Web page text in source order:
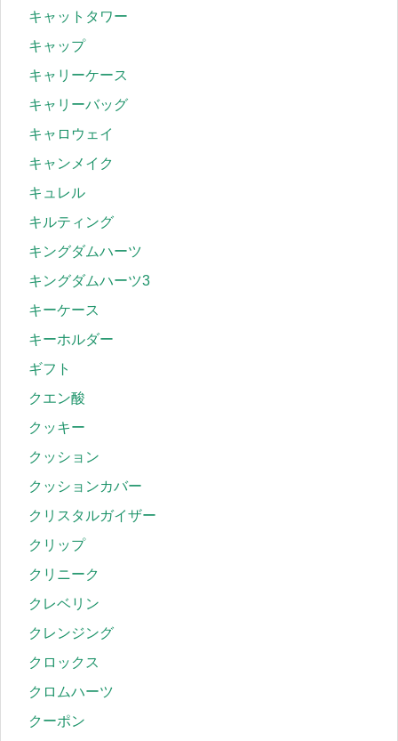
キャットタワー
キャップ
キャリーケース
キャリーバッグ
キャロウェイ
キャンメイク
キュレル
キルティング
キングダムハーツ
キングダムハーツ3
キーケース
キーホルダー
ギフト
クエン酸
クッキー
クッション
クッションカバー
クリスタルガイザー
クリップ
クリニーク
クレベリン
クレンジング
クロックス
クロムハーツ
クーポン